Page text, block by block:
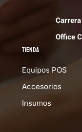
Office
Tienda
Equipos POS
Accesorios
Insumos